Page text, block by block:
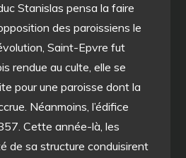
Stanislas pensa la faire
des paroissiens le
Saint-Epvre fut
rendue au culte, elle se
pour une paroisse dont la
Néanmoins, l’édifice
Cette année-là, les
de sa structure conduisirent